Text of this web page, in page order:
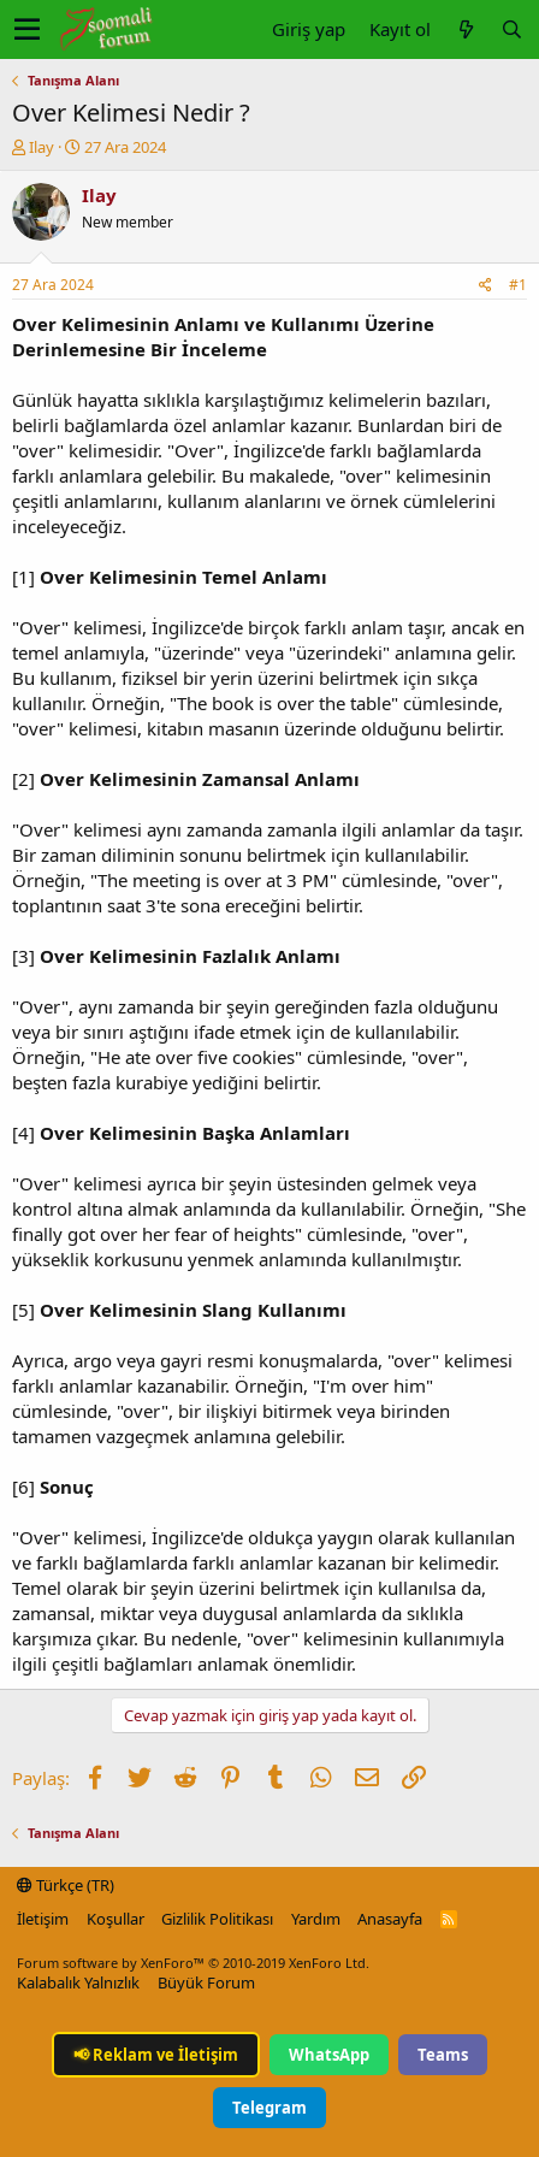
Giriş yap Kayıt ol
Tanışma Alanı
Over Kelimesi Nedir ?
K
n
u
y
b
a
ş
a
a
n
Ilay
B
ş
a
g
ı
ç
a
i
h
i
27 Ara 2024
Ilay
New member
27 Ara 2024 #1
Over Kelimesinin Anlamı ve Kullanımı Üzerine
Derinlemesine Bir İnceleme
Günlük hayatta sıklıkla karşılaştığımız kelimelerin bazıları,
belirli bağlamlarda özel anlamlar kazanır. Bunlardan biri de
"over" kelimesidir. "Over", İngilizce'de farklı bağlamlarda
farklı anlamlara gelebilir. Bu makalede, "over" kelimesinin
çeşitli anlamlarını, kullanım alanlarını ve örnek cümlelerini
inceleyeceğiz.
[1] Over Kelimesinin Temel Anlamı
"Over" kelimesi, İngilizce'de birçok farklı anlam taşır, ancak en
temel anlamıyla, "üzerinde" veya "üzerindeki" anlamına gelir.
Bu kullanım, fiziksel bir yerin üzerini belirtmek için sıkça
kullanılır. Örneğin, "The book is over the table" cümlesinde,
"over" kelimesi, kitabın masanın üzerinde olduğunu belirtir.
[2] Over Kelimesinin Zamansal Anlamı
"Over" kelimesi aynı zamanda zamanla ilgili anlamlar da taşır.
Bir zaman diliminin sonunu belirtmek için kullanılabilir.
Örneğin, "The meeting is over at 3 PM" cümlesinde, "over",
toplantının saat 3'te sona ereceğini belirtir.
[3] Over Kelimesinin Fazlalık Anlamı
"Over", aynı zamanda bir şeyin gereğinden fazla olduğunu
veya bir sınırı aştığını ifade etmek için de kullanılabilir.
Örneğin, "He ate over five cookies" cümlesinde, "over",
beşten fazla kurabiye yediğini belirtir.
[4] Over Kelimesinin Başka Anlamları
"Over" kelimesi ayrıca bir şeyin üstesinden gelmek veya
kontrol altına almak anlamında da kullanılabilir. Örneğin, "She
finally got over her fear of heights" cümlesinde, "over",
yükseklik korkusunu yenmek anlamında kullanılmıştır.
[5] Over Kelimesinin Slang Kullanımı
Ayrıca, argo veya gayri resmi konuşmalarda, "over" kelimesi
farklı anlamlar kazanabilir. Örneğin, "I'm over him"
cümlesinde, "over", bir ilişkiyi bitirmek veya birinden
tamamen vazgeçmek anlamına gelebilir.
[6] Sonuç
"Over" kelimesi, İngilizce'de oldukça yaygın olarak kullanılan
ve farklı bağlamlarda farklı anlamlar kazanan bir kelimedir.
Temel olarak bir şeyin üzerini belirtmek için kullanılsa da,
zamansal, miktar veya duygusal anlamlarda da sıklıkla
karşımıza çıkar. Bu nedenle, "over" kelimesinin kullanımıyla
ilgili çeşitli bağlamları anlamak önemlidir.
Cevap yazmak için giriş yap yada kayıt ol.
Paylaş: Facebook
TwitterReddit PinterestTumblrWhatsApp
E-postaLink
Tanışma Alanı
Türkçe (TR)
İletişim
Koşullar Gizlilik Politikası Yardım Anasayfa
R
Forum software by XenForo™ © 2010-2019 XenForo Ltd.
Kalabalık Yalnızlık Büyük Forum
📢Reklam ve İletişim WhatsApp Teams
Telegram